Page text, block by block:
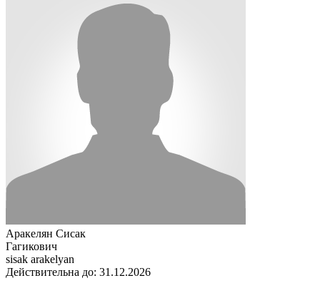
Аракелян Сисак
Гагикович
sisak arakelyan
Действительна до: 31.12.2026